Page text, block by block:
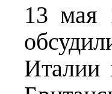
13 мая
Италии